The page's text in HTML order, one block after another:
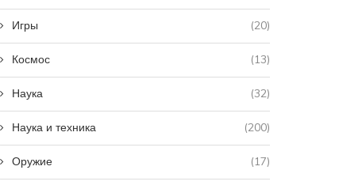
Игры (20)
Космос (13)
Наука (32)
Наука и техника (200)
Оружие (17)